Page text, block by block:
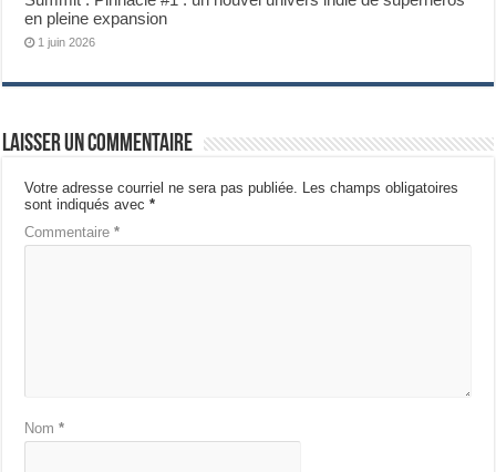
en pleine expansion
1 juin 2026
Laisser un commentaire
Votre adresse courriel ne sera pas publiée. Les champs obligatoires
sont indiqués avec*
Commentaire*
Nom*